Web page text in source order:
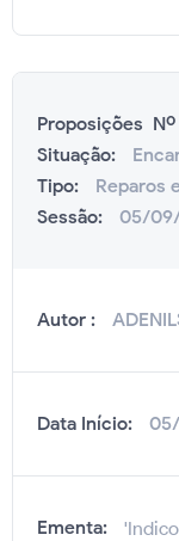
Proposições Nº
Situação:
Tipo:
Reparos
Sessão:
05/
Autor :
Data Início:
Ementa: